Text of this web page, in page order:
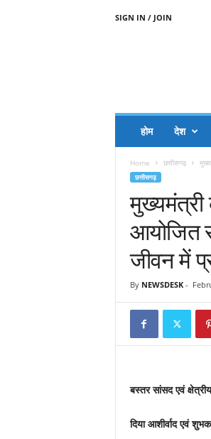
SIGN IN / JOIN
होम देश
Home छत्तीसगढ़
छत्तीसगढ़
मुख्यमंत्री
आयोजित
जीवन में
By NEWSDESK-
बस्तर सांसद एवं
दिया आशीर्वाद एवं